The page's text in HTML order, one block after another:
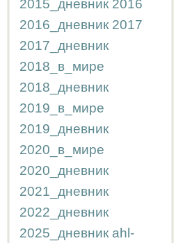
2015_дневник 2016
2016_дневник 2017
2017_дневник
2018_в_мире
2018_дневник
2019_в_мире
2019_дневник
2020_в_мире
2020_дневник
2021_дневник
2022_дневник
2025_дневник ahl-